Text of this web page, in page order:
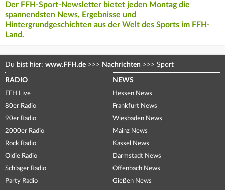
Der FFH-Sport-Newsletter bietet jeden Montag die
spannendsten News, Ergebnisse und
Hintergrundgeschichten aus der Welt des Sports im FFH-
Land.
Du bist hier: www.FFH.de >>> Nachrichten >>> Sport
RADIO
FFH Live
80er Radio
90er Radio
2000er Radio
Rock Radio
Oldie Radio
Schlager Radio
Party Radio
NEWS
Hessen News
Frankfurt News
Wiesbaden News
Mainz News
Kassel News
Darmstadt News
Offenbach News
Gießen News